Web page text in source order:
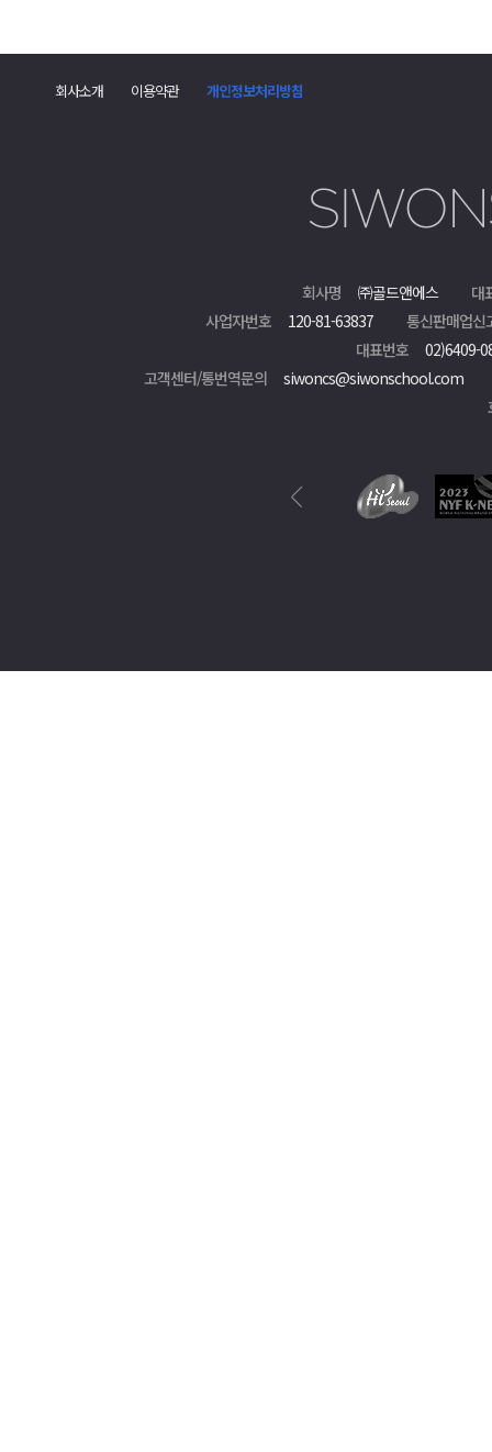
회사소개 이용약관 개인정보처리방침
회사명 ㈜골드앤에스
대
사업자번호
120-81-63837
통신판매업신
대표번호
02)6409-
고객센터/통번역문의
siwoncs@siwonschool.com